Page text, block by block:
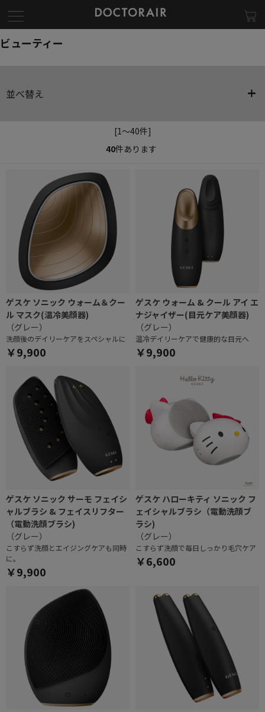
ビューティー
並べ替え
[1～40件]
40件あります
ゲスケ ソニック ウォーム＆クー
ル マスク(温冷美顔器)
（グレー）
洗顔後のデイリーケアをスペシャルに
￥9,900
ゲスケ ウォーム & クール アイ エ
ナジャイザー(目元ケア美顔器)
（グレー）
温冷デイリーケアで健康的な目元へ
￥9,900
ゲスケ ソニック サーモ フェイシ
ャルブラシ & フェイスリフター
（電動洗顔ブラシ)
（グレー）
こすらず洗顔とエイジングケアも同時
に。
￥9,900
ゲスケ ハローキティ ソニック フ
ェイシャルブラシ（電動洗顔ブ
ラシ)
（グレー）
こすらず洗顔で毎日しっかり毛穴ケア
￥6,600